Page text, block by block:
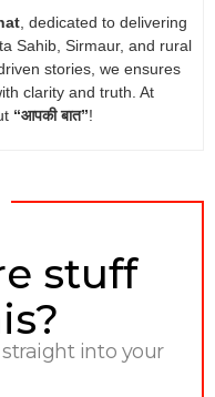
, dedicated to delivering
Sahib, Sirmaur, and rural
stories, we ensures
clarity and truth. At
“आपकी बात”!
stuff
into your